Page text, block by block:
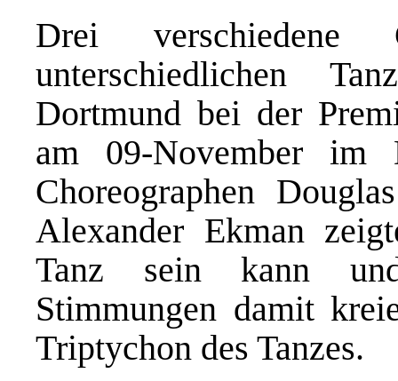
Drei verschiedene
unterschiedlichen
Dortmund bei der
am 09-November im
Choreographen
Alexander Ekman
Tanz sein kann und
Stimmungen damit
Triptychon des Tanzes.